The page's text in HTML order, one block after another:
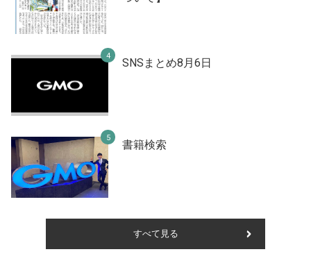
SNSまとめ8月6日
書籍検索
すべて見る